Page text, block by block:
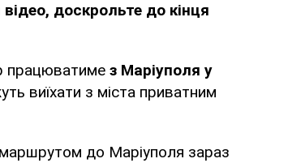
доскрольте до кінця
працюватиме з Маріуполя у
виїхати з міста приватним
до Маріуполя зараз